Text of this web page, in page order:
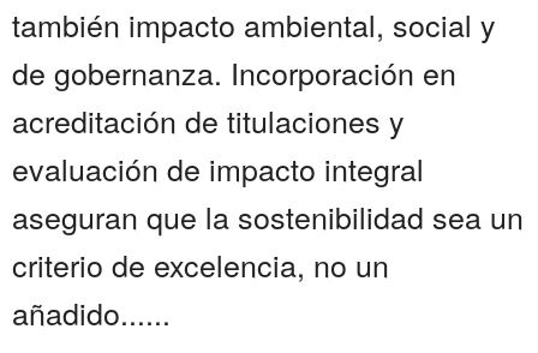
también impacto ambiental, social y
de gobernanza. Incorporación en
acreditación de titulaciones y
evaluación de impacto integral
aseguran que la sostenibilidad sea un
criterio de excelencia, no un
añadido......